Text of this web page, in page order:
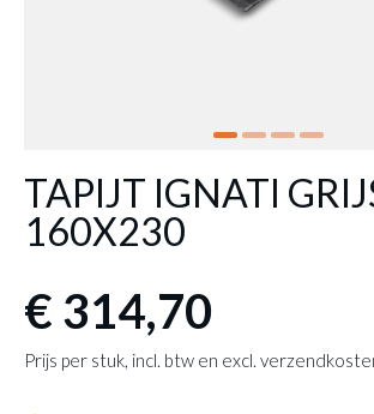
TAPIJT IGNATI
160X230
€ 314,70
Prijs per stuk, incl. btw en excl.